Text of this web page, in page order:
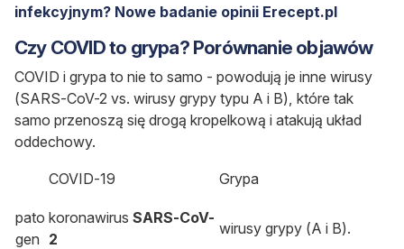
infekcyjnym? Nowe badanie opinii Erecept.pl
Czy COVID to grypa? Porównanie objawów
COVID i grypa to nie to samo - powodują je inne wirusy
(SARS-CoV-2 vs. wirusy grypy typu A i B), które tak
samo przenoszą się drogą kropelkową i atakują układ
oddechowy.
COVID-19 Grypa
pato
gen
koronawirus SARS-CoV-
2
wirusy grypy (A i B).